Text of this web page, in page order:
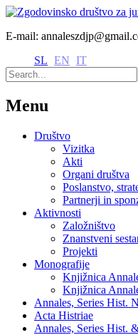
E-mail:
SL EN IT
Menu
Društvo
Vizitka
Akti
Organi društva
Poslanstvo,
Partnerji in
Aktivnosti
Založništvo
Znanstveni
Projekti
Monografije
Knjižnica
Knjižnica
Annales, Series Hist.
Acta Histriae
Annales, Series Hist.